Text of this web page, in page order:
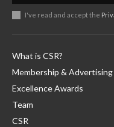
I've read and accept the
What is CSR?
Membership & Advertising
Excellence Awards
Team
CSR